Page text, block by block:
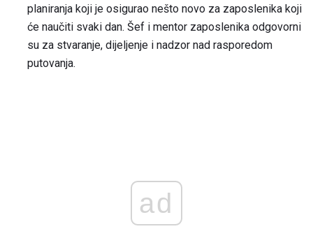
planiranja koji je osigurao nešto novo za zaposlenika koji
će naučiti svaki dan. Šef i mentor zaposlenika odgovorni
su za stvaranje, dijeljenje i nadzor nad rasporedom
putovanja.
ad